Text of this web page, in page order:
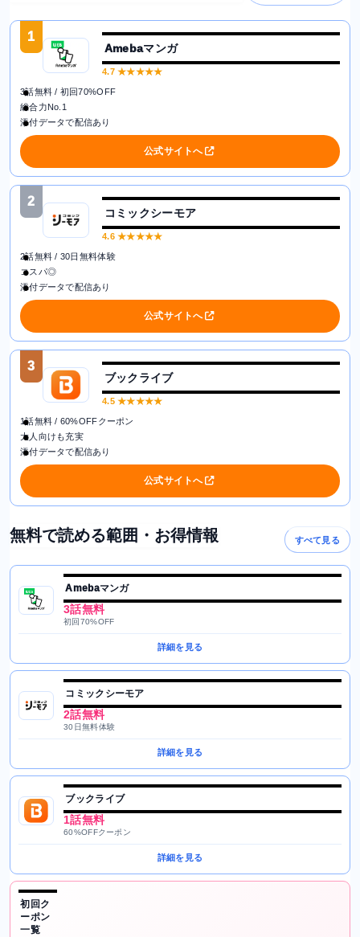
1
Amebaマンガ
4.7★★★★★
3話無料 / 初回70%OFF
総合力No.1
添付データで配信あり
公式サイトへ
2
コミックシーモア
4.6★★★★★
2話無料 / 30日無料体験
コスパ◎
添付データで配信あり
公式サイトへ
3
ブックライブ
4.5★★★★★
1話無料 / 60%OFFクーポン
大人向けも充実
添付データで配信あり
公式サイトへ
無料で読める範囲・お得情報 すべて見る
Amebaマンガ
3話無料
初回70%OFF
詳細を見る
コミックシーモア
2話無料
30日無料体験
詳細を見る
ブックライブ
1話無料
60%OFFクーポン
詳細を見る
初回ク
ーポン
一覧